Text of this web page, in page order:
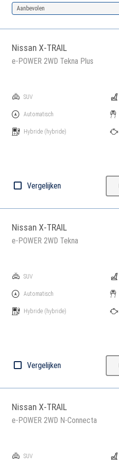
Aanbevolen
Nissan X-TRAIL
e-POWER 2WD Tekna Plus
SUV
Automatisch
Hybride (hybride)
Vergelijken
Nissan X-TRAIL
e-POWER 2WD Tekna
SUV
Automatisch
Hybride (hybride)
Vergelijken
Nissan X-TRAIL
e-POWER 2WD N-Connecta
SUV